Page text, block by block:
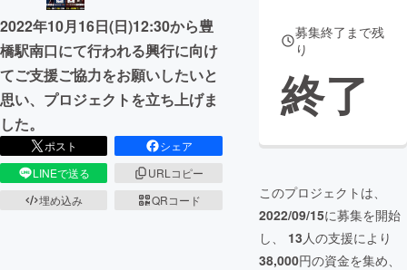
2022年10月16日(日)12:30から豊
橋駅南口にて行われる興行に向け
てご支援ご協力をお願いしたいと
思い、プロジェクトを立ち上げま
した。
ポスト
シェア
LINEで送る
URLコピー
埋め込み
QRコード
募集終了まで残
り
終了
このプロジェクトは、
2022/09/15に募集を開始
し、 13人の支援により
38,000円の資金を集め、